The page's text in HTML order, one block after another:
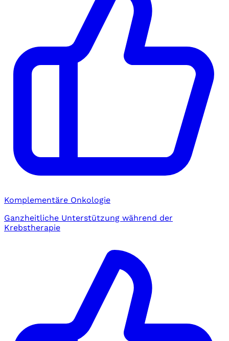
Komplementäre Onkologie
Ganzheitliche Unterstützung während der
Krebstherapie